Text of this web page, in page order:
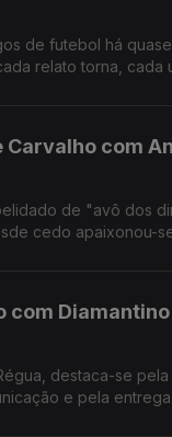
de futebol há
relato torna, cada
Carvalho com
de "avô dos
cedo apaixonou-
com
destaca-se
e pela